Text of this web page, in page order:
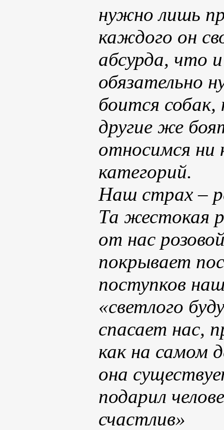
нужно лишь
каждого он
абсурда, что
обязательно
боится
другие же
относимся ни
категорий.
Наш страх –
Та жестокая
от нас
покрывает
поступков
«светлого
спасает нас,
как на самом
она
подарил
счастлив»